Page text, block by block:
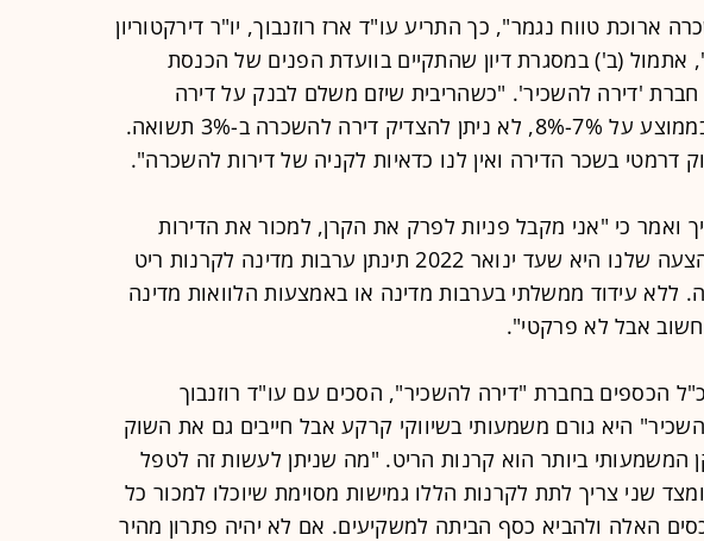
ארוכת טווח נגמר", כך התריע עו"ד ארז רוזנבוך, יו"ר דירקטוריון
אתמול (ב') במסגרת דיון שהתקיים בוועדת הפנים של הכנסת
'דירה להשכיר'. "כשהריבית שיזם משלם לבנק על דירה
להשקעה עומדת בממוצע על 7%-8%, לא ניתן להצדיק דירה להשכרה ב-3% תשואה.
דרמטי בשכר הדירה ואין לנו כדאיות לקניה של דירות להשכרה".
ואמר כי "אני מקבל פניות לפרק את הקרן, למכור את הדירות
ולצאת מהשוק. ההצעה שלנו היא שעד ינואר 2022 תינתן ערבות מדינה לקרנות ריט
ללא עידוד ממשלתי בערבות מדינה או באמצעות הלוואות מדינה
חשוב אבל לא פרקטי".
הכספים בחברת "דירה להשכיר", הסכים עם עו"ד רוזנבוך
היא גורם משמעותי בשיווקי קרקע אבל חייבים גם את השוק
ביותר הוא קרנות הריט. "מה שניתן לעשות זה לטפל
שני צריך לתת לקרנות הללו גמישות מסוימת שיוכלו למכור כל
האלה ולהביא כסף הביתה למשקיעים. אם לא יהיה פתרון מהיר